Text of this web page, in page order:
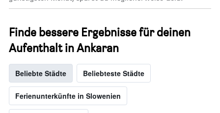
Finde bessere Ergebnisse für deinen
Aufenthalt in Ankaran
Beliebte Städte Beliebteste Städte
Ferienunterkünfte in Slowenien